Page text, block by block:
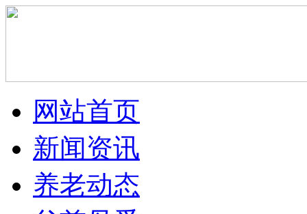
网站首页
新闻资讯
养老动态